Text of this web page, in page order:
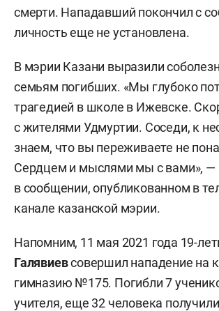
смерти. Нападавший покончил с
личность еще не установлена.
В мэрии Казани выразили
семьям погибших. «Мы глубоко
трагедией в школе в Ижевске.
с жителями Удмуртии. Соседи, к
знаем, что вы переживаете не
Сердцем и мыслями мы с вами», —
в сообщении, опубликованном в
канале казанской мэрии.
Напомним, 11 мая 2021 года 19-
Галявиевсовершил нападение на
гимназию №175. Погибли 7
учителя, еще 32 человека